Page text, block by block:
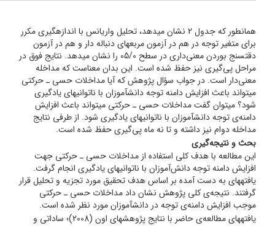
همان­طور که جدول 2 نشان می­دهد،‌ تحلیل واریانس با اندازه­گیری مکرر
برای متغیر توجه در هم در آزمون مربع­های دنباله دار و هم در آزمون
دقت­سنج بوردن معنی‌داری در سطح 05/0 را نشان می­دهد. نتایج فوق در
مراحل پی‌گیری نیز حفظ شده است. این بدان معناست که مداخله
معنی‌دار است. در جواب سؤال پژوهش که آیا مداخلات حسی ـ حرکتی
می­تواند باعث افزایش دامنه توجه دانش­آموزان با ناتوانی­های یادگیری
شود؟ می­توان گفت مداخلات حسی ـ حرکتی می­تواند باعث افزایش
دامنه‌ی توجه دانش­آموزان با ناتوانی­های یادگیری شود. از طرفی نتایج
مداخله دوام نیز داشته و تا نه ماه پی‌گیری حفظ شده است.
بحث و نتیجه‌گیری
این مطالعه با هدف کلی استفاده از مداخلات حسی ـ حرکتی جهت
افزایش دامنه توجه دانش‌آموزان با ناتوانی­های یادگیری انجام گرفت.
یافته­های به دست آمده بر اساس هدف تحقیق مورد تجزیه و تحلیل قرار
گرفتند. نتیجه‌ی کلی پژوهش نشان داد مداخلات حسی ـ حرکتی
موجب افزایش دامنه‌ی توجه در دانش­آموزان مورد نظر شده است.
یافته­های مطالعه‌ی حاضر با نتایج پژوهش­های اون (2008)؛ ساداتی و